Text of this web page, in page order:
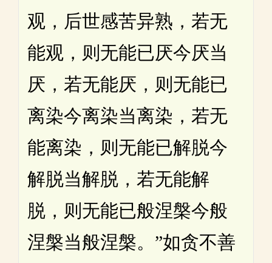
观，后世感苦异熟，若无
能观，则无能已厌今厌当
厌，若无能厌，则无能已
离染今离染当离染，若无
能离染，则无能已解脱今
解脱当解脱，若无能解
脱，则无能已般涅槃今般
涅槃当般涅槃。”如贪不善